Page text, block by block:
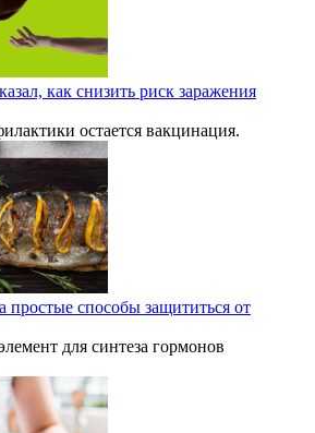
как снизить риск заражения
остается вакцинация.
простые способы защититься от
для синтеза гормонов